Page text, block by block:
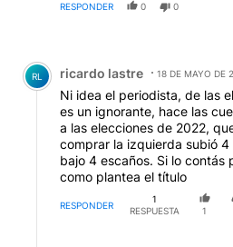
RESPONDER 0 0
Comentario de ricardo lastre.
RL ricardo lastre 18 DE MAYO DE
Ni idea el periodista, de las
es un ignorante, hace las
a las elecciones de 2022,
comprar la izquierda subió
bajo 4 escaños. Si lo contás
como plantea el título
RESPONDER
1
RESPUESTA
1